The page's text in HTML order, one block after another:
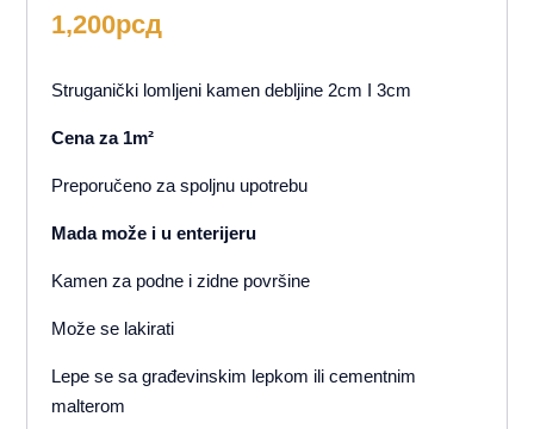
1,200рсд
Struganički lomljeni kamen debljine 2cm I 3cm
Cena za 1m²
Preporučeno za spoljnu upotrebu
Mada može i u enterijeru
Kamen za podne i zidne površine
Može se lakirati
Lepe se sa građevinskim lepkom ili cementnim
malterom